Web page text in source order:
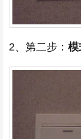
2、第二步： 模